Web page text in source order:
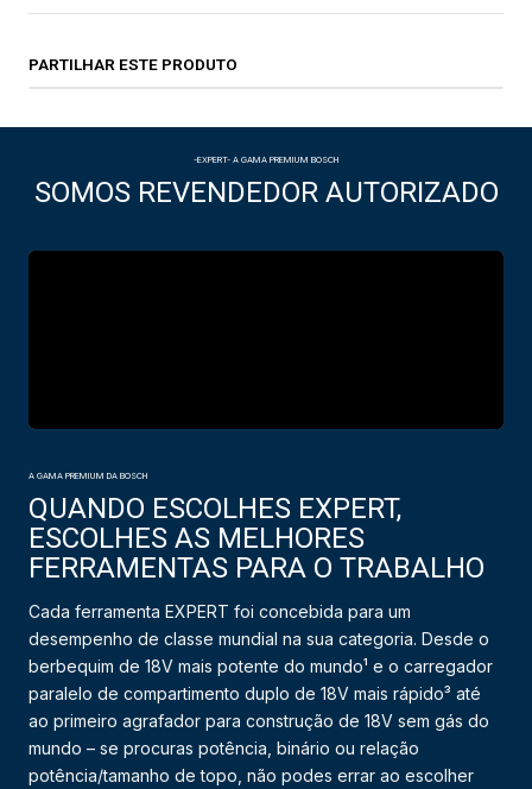
PARTILHAR ESTE PRODUTO
-EXPERT- A GAMA PREMIUM BOSCH
SOMOS REVENDEDOR AUTORIZADO
A GAMA PREMIUM DA BOSCH
QUANDO ESCOLHES EXPERT,
ESCOLHES AS MELHORES
FERRAMENTAS PARA O TRABALHO
Cada ferramenta EXPERT foi concebida para um
desempenho de classe mundial na sua categoria. Desde o
berbequim de 18V mais potente do mundo¹ e o carregador
paralelo de compartimento duplo de 18V mais rápido³ até
ao primeiro agrafador para construção de 18V sem gás do
mundo – se procuras potência, binário ou relação
potência/tamanho de topo, não podes errar ao escolher